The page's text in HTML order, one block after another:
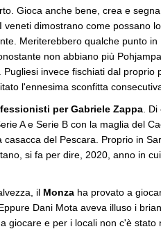
Gioca anche bene, crea e
veneti dimostrano come possano
Meriterebbero qualche punto in
non abbiano più
invece fischiati dal proprio
l'ennesima sconfitta
per Gabriele Zappa .
A e Serie B con la maglia del
casacca del Pescara. Proprio in
si fa per dire, 2020, anno in
il Monza ha provato a
Dani Mota aveva illuso i
giocare e per i locali non c'è stato